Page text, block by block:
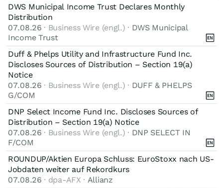
DWS Municipal Income Trust Declares Monthly
Distribution
07.08.26 · Business Wire (engl.) · DWS Municipal
Income Trust
Duff & Phelps Utility and Infrastructure Fund Inc.
Discloses Sources of Distribution – Section 19(a)
Notice
07.08.26 · Business Wire (engl.) · DUFF & PHELPS
G/COM
DNP Select Income Fund Inc. Discloses Sources of
Distribution – Section 19(a) Notice
07.08.26 · Business Wire (engl.) · DNP SELECT IN
F/COM
ROUNDUP/Aktien Europa Schluss: EuroStoxx nach US-
Jobdaten weiter auf Rekordkurs
07.08.26 · dpa-AFX · Allianz